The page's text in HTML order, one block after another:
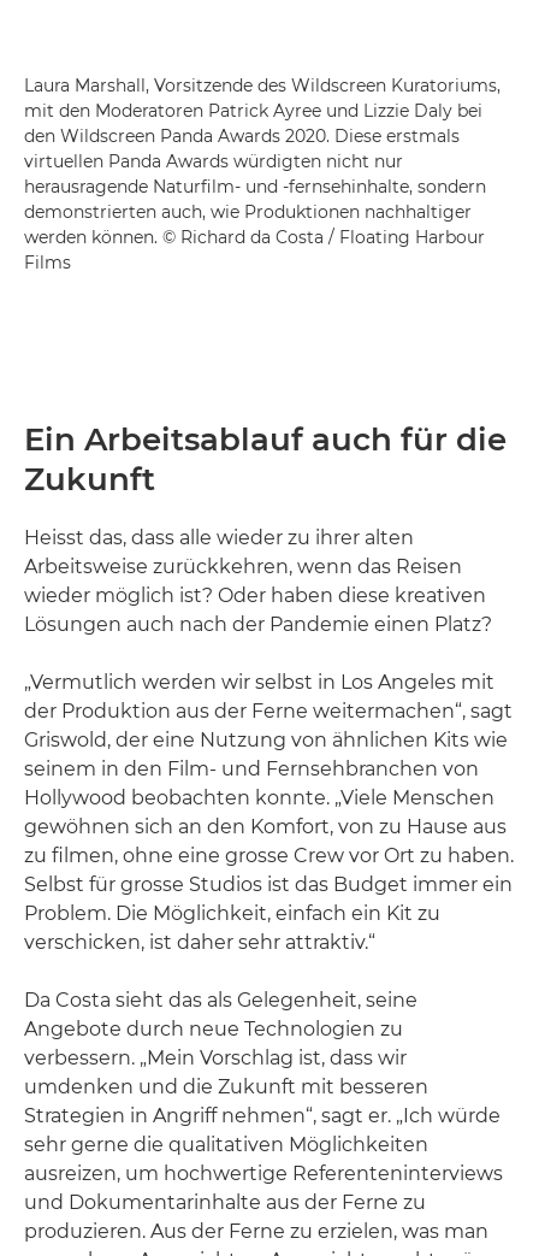
Laura Marshall, Vorsitzende des Wildscreen Kuratoriums,
mit den Moderatoren Patrick Ayree und Lizzie Daly bei
den Wildscreen Panda Awards 2020. Diese erstmals
virtuellen Panda Awards würdigten nicht nur
herausragende Naturfilm- und -fernsehinhalte, sondern
demonstrierten auch, wie Produktionen nachhaltiger
werden können. © Richard da Costa / Floating Harbour
Films
Ein Arbeitsablauf auch für die
Zukunft
Heisst das, dass alle wieder zu ihrer alten
Arbeitsweise zurückkehren, wenn das Reisen
wieder möglich ist? Oder haben diese kreativen
Lösungen auch nach der Pandemie einen Platz?
„Vermutlich werden wir selbst in Los Angeles mit
der Produktion aus der Ferne weitermachen“, sagt
Griswold, der eine Nutzung von ähnlichen Kits wie
seinem in den Film- und Fernsehbranchen von
Hollywood beobachten konnte. „Viele Menschen
gewöhnen sich an den Komfort, von zu Hause aus
zu filmen, ohne eine grosse Crew vor Ort zu haben.
Selbst für grosse Studios ist das Budget immer ein
Problem. Die Möglichkeit, einfach ein Kit zu
verschicken, ist daher sehr attraktiv.“
Da Costa sieht das als Gelegenheit, seine
Angebote durch neue Technologien zu
verbessern. „Mein Vorschlag ist, dass wir
umdenken und die Zukunft mit besseren
Strategien in Angriff nehmen“, sagt er. „Ich würde
sehr gerne die qualitativen Möglichkeiten
ausreizen, um hochwertige Referenteninterviews
und Dokumentarinhalte aus der Ferne zu
produzieren. Aus der Ferne zu erzielen, was man